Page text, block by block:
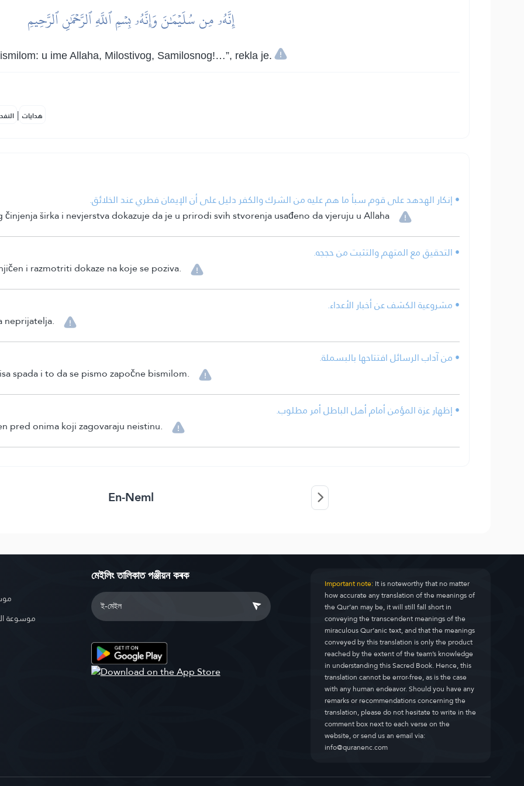
إِنَّهُۥ مِن سُلَيۡمَٰنَ وَإِنَّهُۥ بِسۡمِ ٱللَّهِ ٱلرَّحۡمَٰنِ ٱلرَّحِيمِ
u ime Allaha, Milostivog, Samilosnog!…”, rekla je.
| هدايات
• إنكار الهدهد على قوم سبأ ما هم عليه من الشرك والكفر دليل على أن الإيمان فطري عند الخلائق.
širka i nevjerstva dokazuje da je u prirodi svih stvorenja usađeno da vjeruju u Allaha
• التحقيق مع المتهم والتثبت من حججه.
i razmotriti dokaze na koje se poziva.
• مشروعية الكشف عن أخبار الأعداء.
neprijatelja.
• من آداب الرسائل افتتاحها بالبسملة.
spada i to da se pismo započne bismilom.
• إظهار عزة المؤمن أمام أهل الباطل أمر مطلوب.
pred onima koji zagovaraju neistinu.
En-Neml
موسوعة
মেইলিং তালিকাত পঞ্জীয়ন কৰক Important note:It is noteworthy that no matter
how accurate any translation of the meanings of
the Qur’an may be, it will still fall short in
conveying the transcendent meanings of the
miraculous Qur’anic text, and that the meanings
conveyed by this translation is only the product
reached by the extent of the team’s knowledge
in understanding this Sacred Book. Hence, this
translation cannot be error-free, as is the case
with any human endeavor. Should you have any
remarks or recommendations concerning the
translation, please do not hesitate to write in the
comment box next to each verse on the
website, or send us an email via:
info@quranenc.com